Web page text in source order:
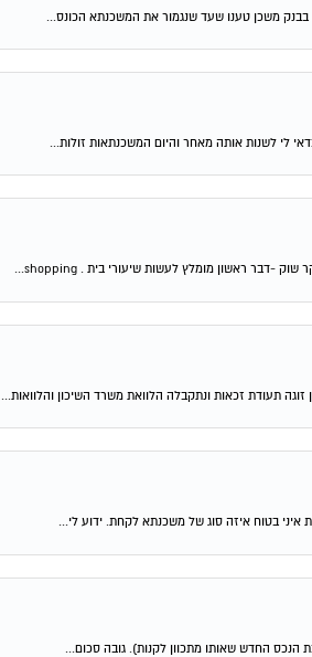
בבנק משכן טענו שעד שנגמור את המשכנתא הכונס...
תעודת זכאות ונתקבלה הלוואת משרד השיכון והלוואות...
איני בטוח איזה סוג של משכנתא לקחת. ידוע לי...
הנכס החדש שאותו מתכוון לקנות). גובה סכום...